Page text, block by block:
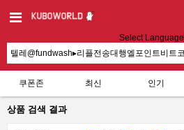
Select Language
쿠폰존 최신 인기
상품 검색 결과